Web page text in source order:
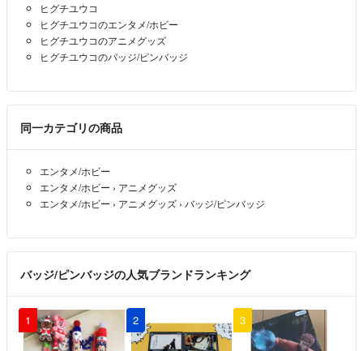
ヒグチユウコ
ヒグチユウコのエンタメ/ホビー
ヒグチユウコのアニメグッズ
ヒグチユウコのバッジ/ピンバッジ
同一カテゴリの商品
エンタメ/ホビー
エンタメ/ホビー › アニメグッズ
エンタメ/ホビー › アニメグッズ › バッジ/ピンバッジ
バッジ/ピンバッジの人気ブランドランキング
1 2 3